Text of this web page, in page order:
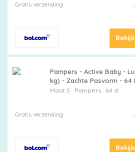
Gratis verzending
Pampers - Active Baby -
kg) - Zachte Pasvorm - 64
Voordeelverpakking - 12
Maat 5 Pampers64 st
Gratis verzending